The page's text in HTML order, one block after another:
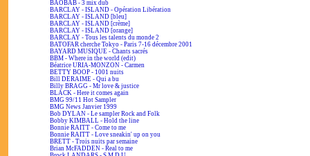
BAOBAB - 3 mix dub
BARCLAY - ISLAND - Opération Libération
BARCLAY - ISLAND [bleu]
BARCLAY - ISLAND [crème]
BARCLAY - ISLAND [orange]
BARCLAY - Tous les talents du monde 2
BATOFAR cherche Tokyo - Paris 7-16 décembre 2001
BAYARD MUSIQUE - Chants sacrés
BBM - Where in the world (edit)
Béatrice URIA-MONZON - Carmen
BETTY BOOP - 1001 nuits
Bill DERAIME - Qui a bu
Billy BRAGG - Mr love & justice
BLACK - Here it comes again
BMG 99/11 Hot Sampler
BMG News Janvier 1999
Bob DYLAN - Le sampler Rock and Folk
Bobby KIMBALL - Hold the line
Bonnie RAITT - Come to me
Bonnie RAITT - Love sneakin' up on you
BRETT - Trois nuits par semaine
Brian McFADDEN - Real to me